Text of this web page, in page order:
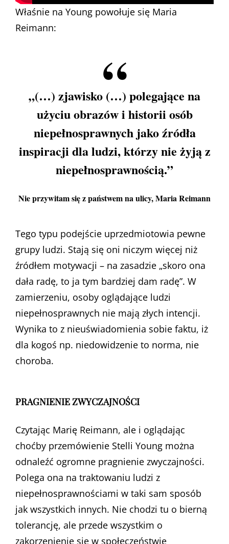
Właśnie na Young powołuje się Maria
Reimann:
„(…) zjawisko (…) polegające na
użyciu obrazów i historii osób
niepełnosprawnych jako źródła
inspiracji dla ludzi, którzy nie żyją z
niepełnosprawnością.”
Nie przywitam się z państwem na ulicy, Maria Reimann
Tego typu podejście uprzedmiotowia pewne
grupy ludzi. Stają się oni niczym więcej niż
źródłem motywacji – na zasadzie „skoro ona
dała radę, to ja tym bardziej dam radę”. W
zamierzeniu, osoby oglądające ludzi
niepełnosprawnych nie mają złych intencji.
Wynika to z nieuświadomienia sobie faktu, iż
dla kogoś np. niedowidzenie to norma, nie
choroba.
PRAGNIENIE ZWYCZAJNOŚCI
Czytając Marię Reimann, ale i oglądając
choćby przemówienie Stelli Young można
odnaleźć ogromne pragnienie zwyczajności.
Polega ona na traktowaniu ludzi z
niepełnosprawnościami w taki sam sposób
jak wszystkich innych. Nie chodzi tu o bierną
tolerancję, ale przede wszystkim o
zakorzenienie się w społeczeństwie